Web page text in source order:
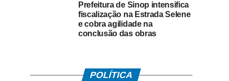
Prefeitura de Sinop intensifica
fiscalização na Estrada Selene
e cobra agilidade na
conclusão das obras
POLÍTICA